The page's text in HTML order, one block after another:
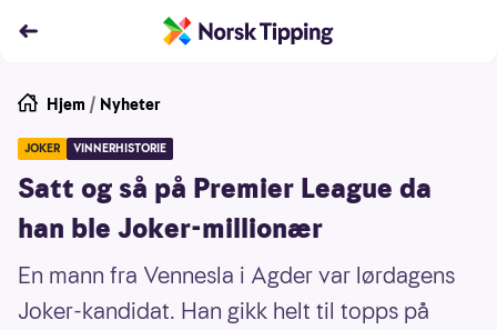
Hjem / Nyheter
JOKER VINNERHISTORIE
Satt og så på Premier League da
han ble Joker-millionær
En mann fra Vennesla i Agder var lørdagens
Joker-kandidat. Han gikk helt til topps på